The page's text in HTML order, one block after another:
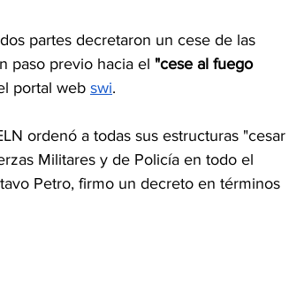
partes decretaron un cese de las
paso previo hacia el "cese al fuego
portal web swi.
ordenó a todas sus estructuras "cesar
Militares y de Policía en todo el
Petro, firmo un decreto en términos